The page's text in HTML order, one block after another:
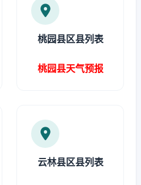
桃园县区县列表
桃园县天气预报
云林县区县列表